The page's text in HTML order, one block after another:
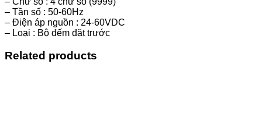
– Tần số : 50-60Hz
– Điện áp nguồn : 24-60VDC
– Loại : Bộ đếm đặt trước
Related products